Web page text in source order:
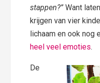
stappen?”Want
krijgen van vier
lichaam en ook nog
heel veel emoties.
De